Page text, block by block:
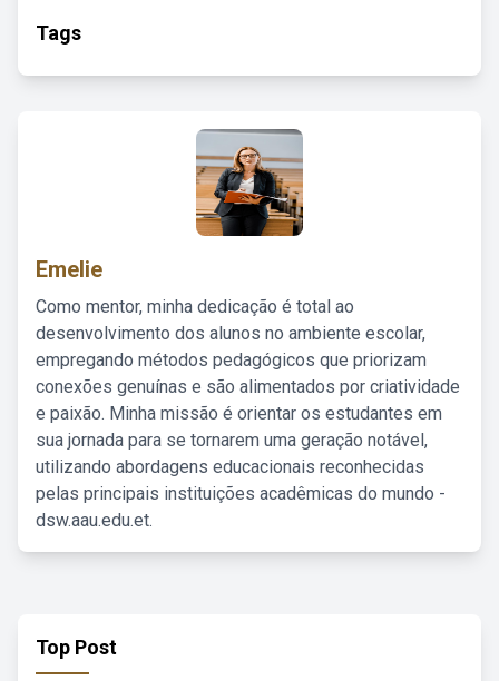
Tags
Emelie
Como mentor, minha dedicação é total ao
desenvolvimento dos alunos no ambiente escolar,
empregando métodos pedagógicos que priorizam
conexões genuínas e são alimentados por criatividade
e paixão. Minha missão é orientar os estudantes em
sua jornada para se tornarem uma geração notável,
utilizando abordagens educacionais reconhecidas
pelas principais instituições acadêmicas do mundo -
dsw.aau.edu.et.
Top Post